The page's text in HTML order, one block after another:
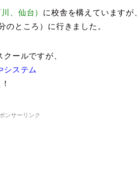
、仙台） に校舎を構えていますが、
のところ）に行きました。
ールですが、
システム
ンサーリンク